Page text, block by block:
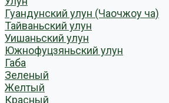
Гуандунский улун (Чаочжоу ча)
Тайваньский улун
Уишаньский улун
Южнофуцзяньский улун
Габа
Зеленый
Желтый
Красный